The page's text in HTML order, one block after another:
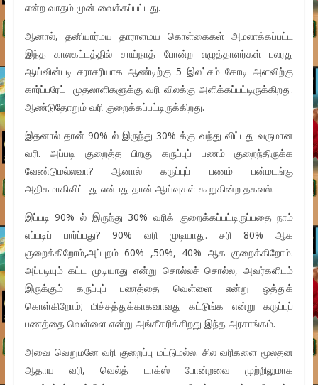
என்ற வாதம் முன் வைக்கப்பட்டது.
ஆனால், தனியார்மய தாராளமய கொள்கைகள் அமலாக்கப்பட்ட
இந்த காலகட்டத்தில் சாய்நாத் போன்ற எழுத்தாளர்கள் பலரது
ஆய்வின்படி சராசரியாக ஆண்டிற்கு 5 இலட்சம் கோடி அளவிற்கு
கார்ப்பரேட் முதலாளிகளுக்கு வரி விலக்கு அளிக்கப்பட்டிருக்கிறது.
ஆண்டுதோறும் வரி குறைக்கப்பட்டிருக்கிறது.
இதனால் தான் 90% ல் இருந்து 30% க்கு வந்து விட்டது வருமான
வரி. அப்படி குறைத்த பிறகு கருப்புப் பணம் குறைந்திருக்க
வேண்டுமல்லவா? ஆனால் கருப்புப் பணம் பன்மடங்கு
அதிகமாகிவிட்டது என்பது தான் ஆய்வுகள் கூறுகின்ற தகவல்.
இப்படி 90% ல் இருந்து 30% வரிக் குறைக்கப்பட்டிருப்பதை நாம்
எப்படிப் பார்ப்பது? 90% வரி முடியாது. சரி 80% ஆக
குறைக்கிறோம்,அப்புறம் 60% ,50%, 40% ஆக குறைக்கிறோம்.
அப்படியும் கட்ட முடியாது என்று சொல்லச் சொல்ல, அவர்களிடம்
இருக்கும் கருப்புப் பணத்தை வெள்ளை என்று ஒத்துக்
கொள்கிறோம்; மிச்சத்துக்காகவாவது கட்டுங்க என்று கருப்புப்
பணத்தை வெள்ளை என்று அங்கீகரிக்கிறது இந்த அரசாங்கம்.
அவை வெறுமனே வரி குறைப்பு மட்டுமல்ல. சில வரிகளை மூலதன
ஆதாய வரி, வெல்த் டாக்ஸ் போன்றவை முற்றிலுமாக